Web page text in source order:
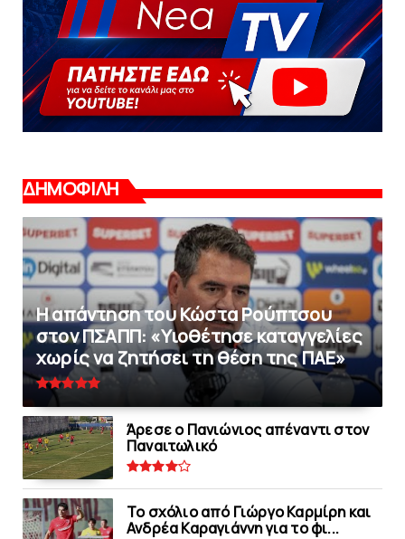
ΔΗΜΟΦΙΛΗ
Η απάντηση του Κώστα Ρούπτσου
στον ΠΣΑΠΠ: «Υιοθέτησε καταγγελίες
χωρίς να ζητήσει τη θέση της ΠAΕ»
Άρεσε ο Πανιώνιος απέναντι στoν
Παναιτωλικό
Το σχόλιο από Γιώργο Καρμίρη και
Ανδρέα Καραγιάννη για το φι...